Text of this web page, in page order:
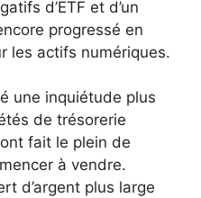
d’ETF et d’un
progressé en
les actifs numériques.
une inquiétude plus
de trésorerie
fait le plein de
à vendre.
d’argent plus large